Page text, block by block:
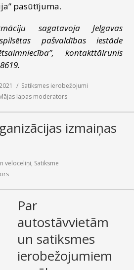
pasūtījuma.
sagatavoja Jelgavas
pašvaldības iestāde
kontakttālrunis
Satiksmes ierobežojumi
lapas moderators
izmaiņas
veloceliņi, Satiksme
Par
autostāvvietām
un satiksmes
ierobežojumiem